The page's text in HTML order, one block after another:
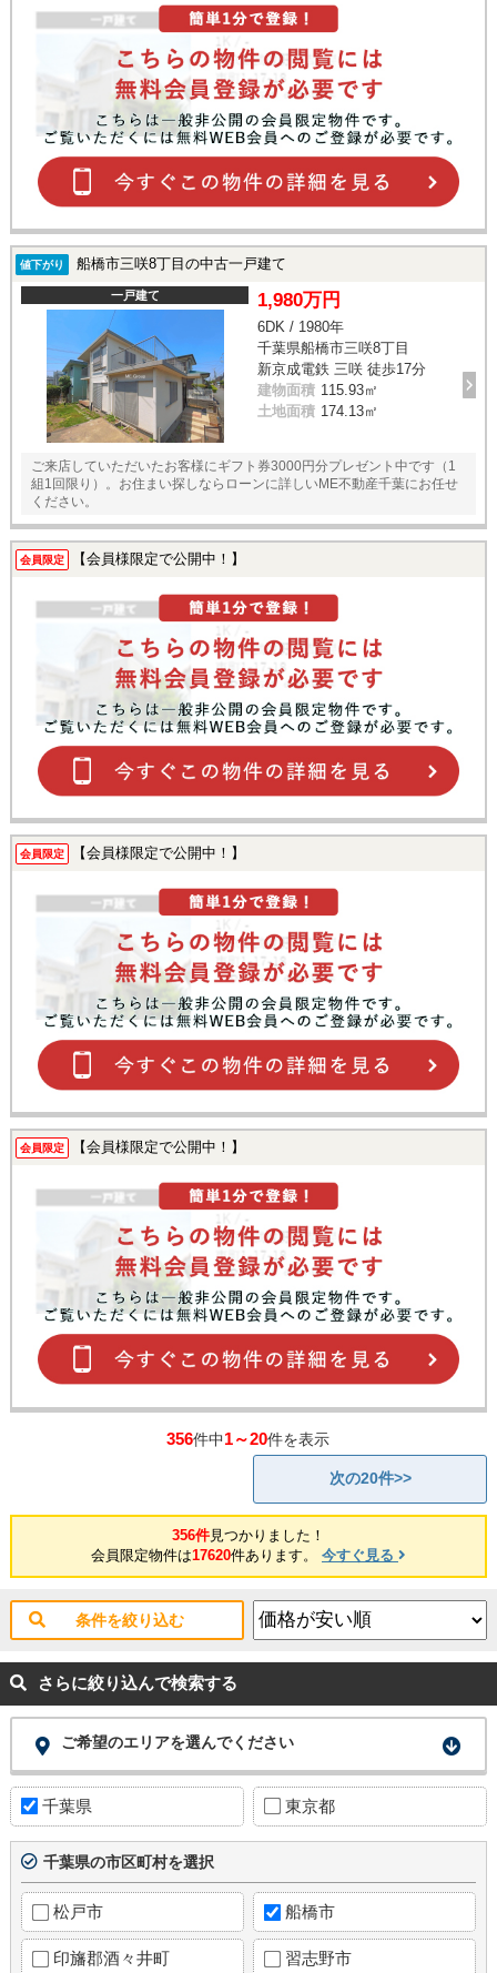
値下がり 船橋市三咲8丁目の中古一戸建て
一戸建て 1,980万円
6DK / 1980年
千葉県船橋市三咲8丁目
新京成電鉄 三咲 徒歩17分
建物面積 115.93㎡
土地面積 174.13㎡
ご来店していただいたお客様にギフト券3000円分プレゼント中です（1
組1回限り）。お住まい探しならローンに詳しいME不動産千葉にお任せ
ください。
会員限定 【会員様限定で公開中！】
会員限定 【会員様限定で公開中！】
会員限定 【会員様限定で公開中！】
356件中1～20件を表示
次の20件>>
356件見つかりました！
会員限定物件は17620件あります。 今すぐ見る
条件を絞り込む
さらに絞り込んで検索する
ご希望のエリアを選んでください
千葉県 東京都
千葉県の市区町村を選択
松戸市 船橋市
印旛郡酒々井町 習志野市